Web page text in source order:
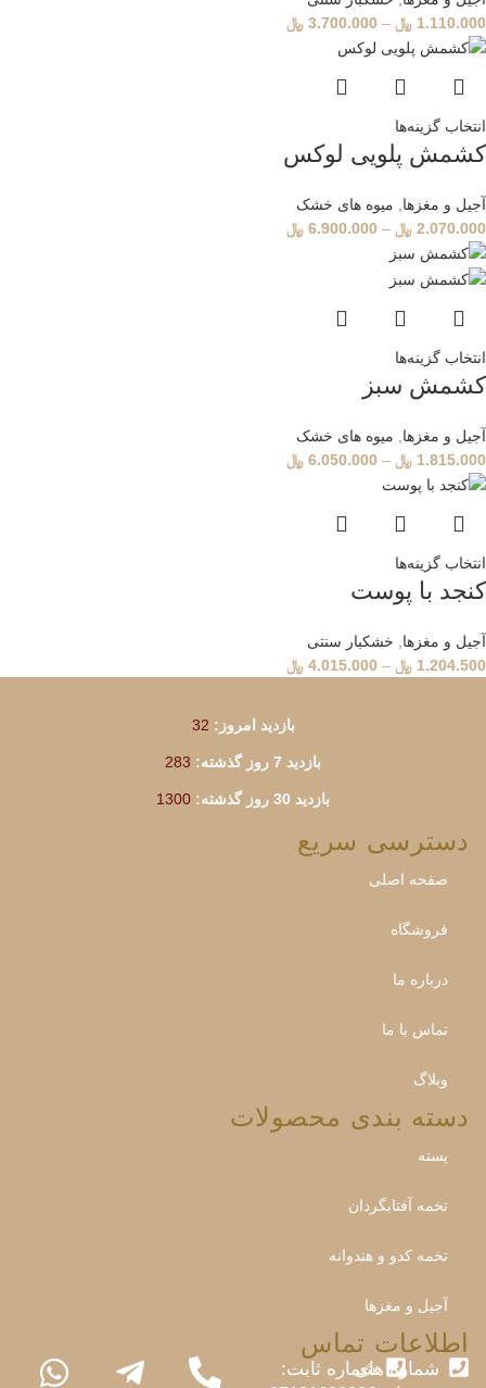
1.110.000 ﷼ –
3.700.000 ﷼
انتخاب گزینه‌ها
کشمش پلویی لوکس
آجیل و مغزها
میوه های خشک
2.070.000 ﷼ –
6.900.000 ﷼
انتخاب گزینه‌ها
کشمش سبز
آجیل و مغزها
میوه های خشک
1.815.000 ﷼ –
6.050.000 ﷼
انتخاب گزینه‌ها
کنجد با پوست
آجیل و مغزها
خشکبار سنتی
1.204.500 ﷼ –
4.015.000 ﷼
اطلاعات تماس
شماره هایشماره ثابت:
دسته بندی محصولات
پسته
تخمه آفتابگردان
تخمه کدو و هندوانه
آجیل و مغزها
دسترسی سریع
صفحه اصلی
فروشگاه
درباره ما
تماس با ما
وبلاگ
بازدید امروز:
بازدید 7 روز گذشته:
بازدید 30 روز گذشته: